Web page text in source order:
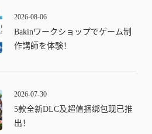
2026-08-06
Bakinワークショップでゲーム制
作講師を体験！
2026-07-30
5款全新DLC及超值捆绑包现已推
出！